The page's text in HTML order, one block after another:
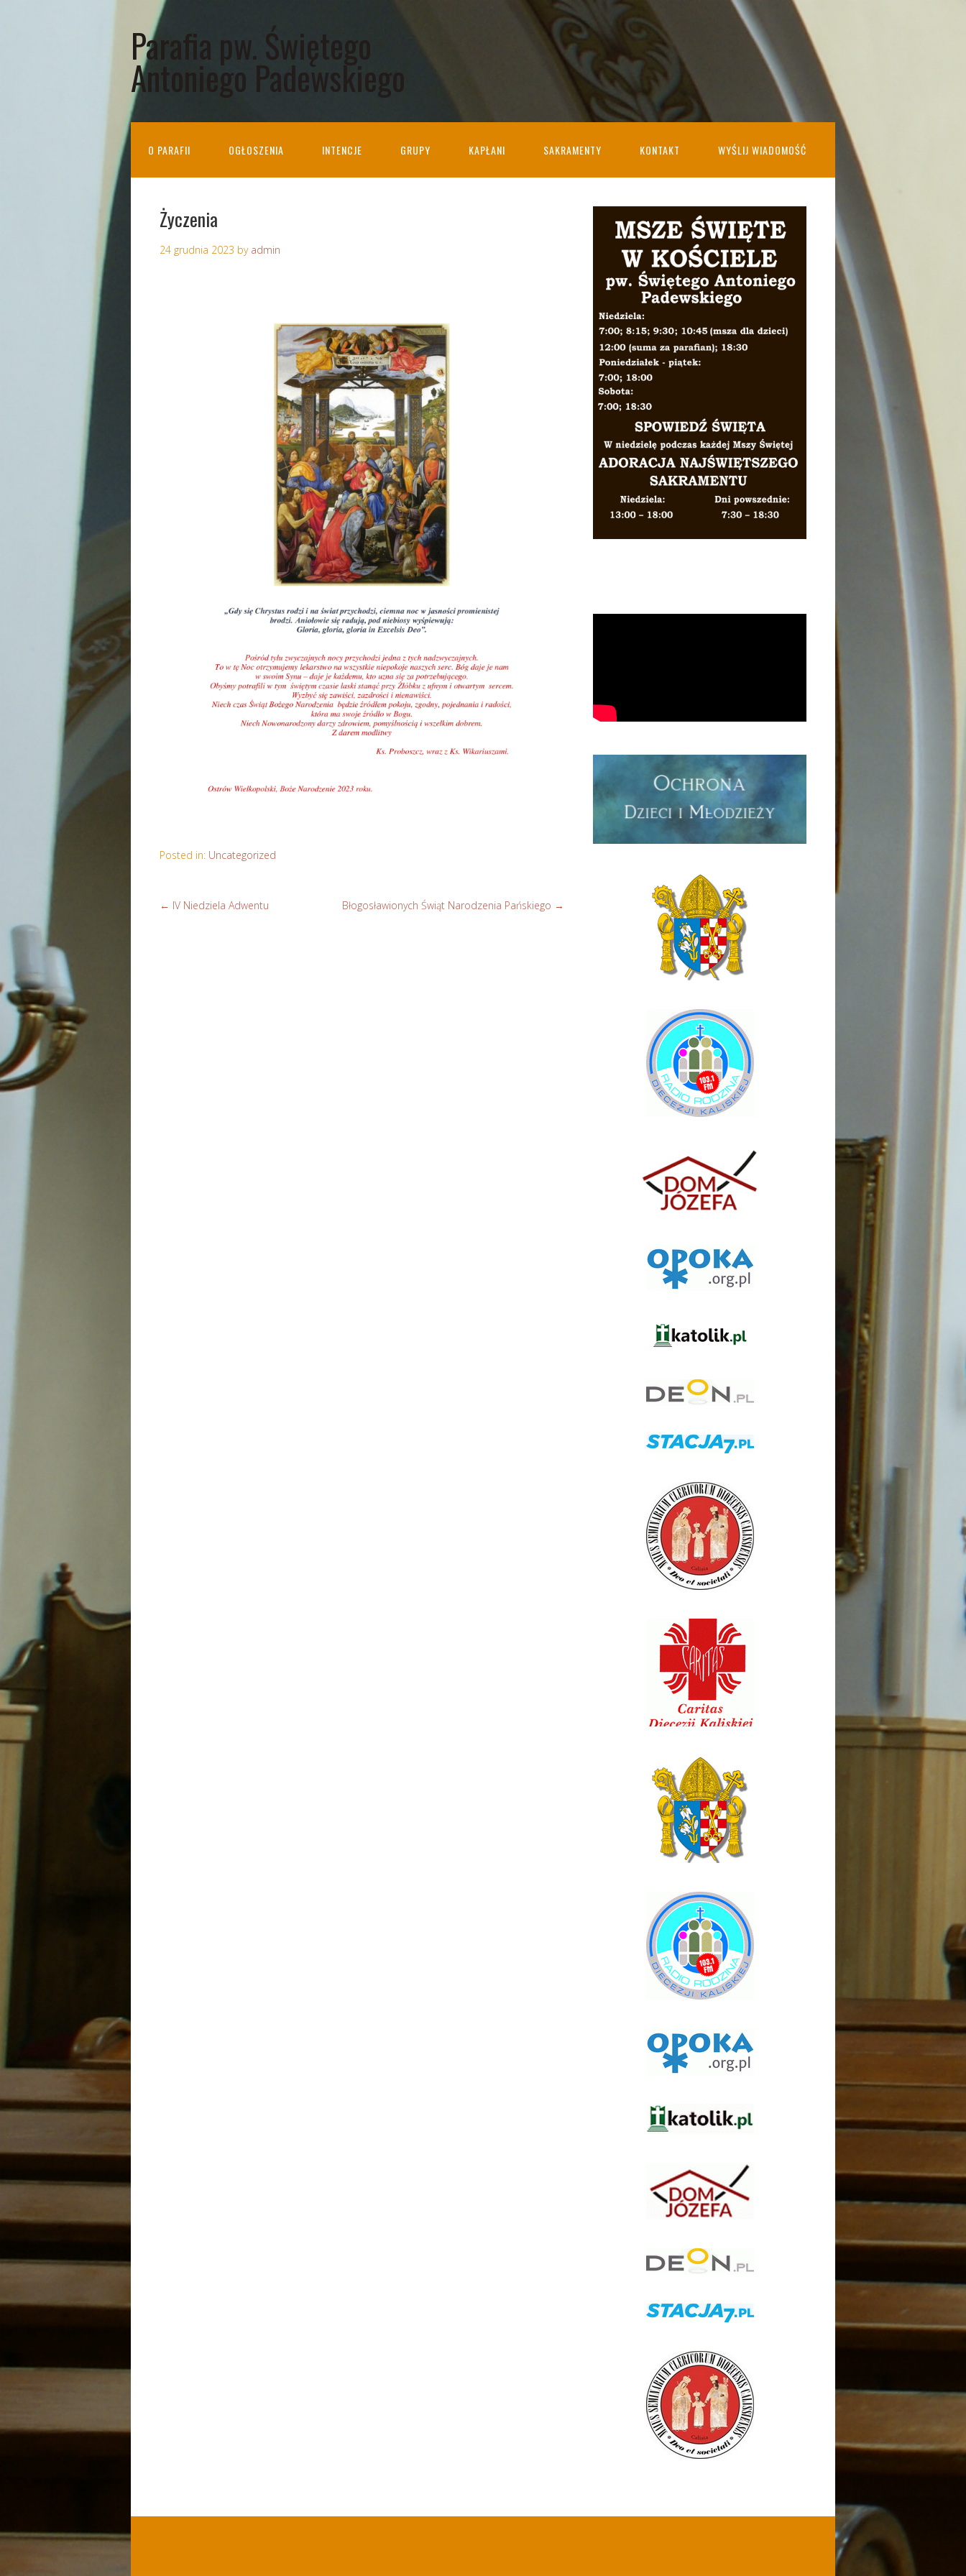
Parafia pw. Świętego
Antoniego Padewskiego
O PARAFII OGŁOSZENIA INTENCJE GRUPY KAPŁANI SAKRAMENTY KONTAKT WYŚLIJ WIADOMOŚĆ
Życzenia
24 grudnia 2023 by admin
Posted in: Uncategorized
← IV Niedziela Adwentu Błogosławionych Świąt Narodzenia Pańskiego →